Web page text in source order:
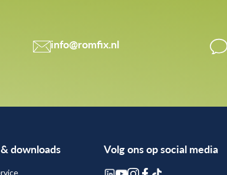
info@romfix.nl
downloads Volg ons op social media